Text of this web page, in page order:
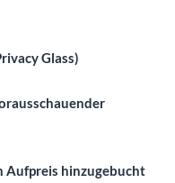
Glass)
Aufpreis hinzugebucht